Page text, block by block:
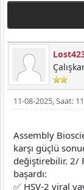
11-08-2025, Saat:
Assembly
karşı güçlü
değiştirebilir. 2/
başardı:
✅ HSV-2 viral